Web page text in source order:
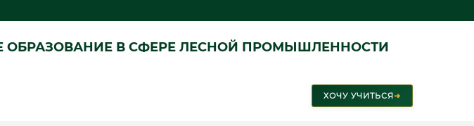
В СФЕРЕ ЛЕСНОЙ ПРОМЫШЛЕННОСТИ
ХОЧУ УЧИТЬСЯ➜